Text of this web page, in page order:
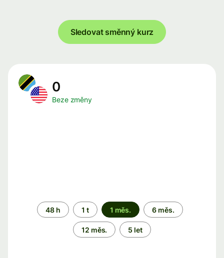
Sledovat směnný kurz
0
Beze změny
Časové
období
48 h 1 t 1 měs. 6 měs.
12 měs. 5 let